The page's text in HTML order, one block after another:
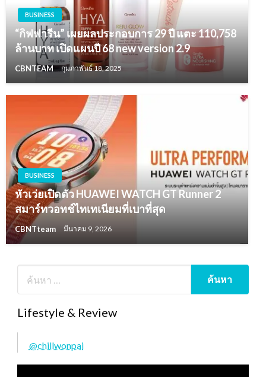
BUSINESS
“กิฟฟารีน” เผยผลประกอบการ 29 ปี แตะ 110,758
ล้านบาท เปิดแผนปี 68 new version 2.9
CBNTEAM กุมภาพันธ์ 18, 2025
BUSINESS
หัวเว่ยเปิดตัว HUAWEI WATCH GT Runner 2
สมาร์ทวอทช์ไทเทเนียมที่เบาที่สุด
CBNTteam มีนาคม 9, 2026
Lifestyle & Review
@chillwonpai